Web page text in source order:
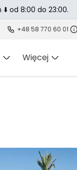
+48 58 770 60 01
Więcej
od 8:00 do 23:00.